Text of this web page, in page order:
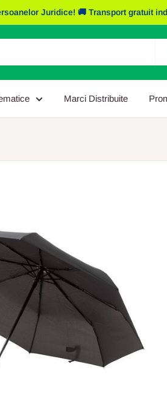
Juridice! 🚚 Transport gratuit
Marci Distribuite